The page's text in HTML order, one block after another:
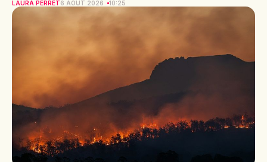
LAURA PERRET6 AOÛT 2026 10:25